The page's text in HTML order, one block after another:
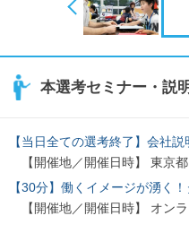
本選考セミナー・説
【当日全ての選考終了】会社
【開催地／開催日時】 東京
【30分】働くイメージが湧く
【開催地／開催日時】 オン